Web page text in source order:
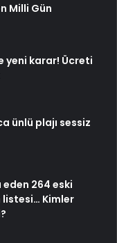
Milli Gün
yeni karar! Ücreti
ünlü plajı sessiz
eden 264 eski
Kimler